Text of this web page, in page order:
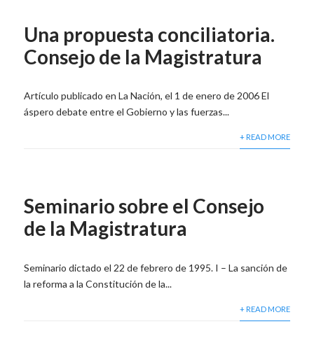
Una propuesta conciliatoria.
Consejo de la Magistratura
Artículo publicado en La Nación, el 1 de enero de 2006 El
áspero debate entre el Gobierno y las fuerzas...
+ READ MORE
Seminario sobre el Consejo
de la Magistratura
Seminario dictado el 22 de febrero de 1995. I – La sanción de
la reforma a la Constitución de la...
+ READ MORE